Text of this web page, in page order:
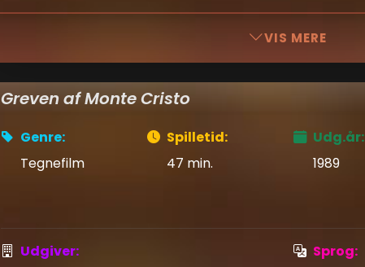
VIS MERE
Greven af Monte Cristo
Genre:
Tegnefilm
Spilletid:
47 min.
Udg.år:
1989
Udgiver:
Sprog: